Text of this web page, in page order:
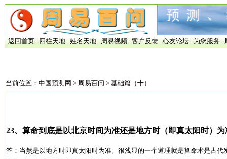
返回首页 四柱天地 姓名天地 周易视频 客户反馈 心友论坛 为您服务
当前位置： 中国预测网 > 周易百问 > 基础篇（十）
23、算命到底是以北京时间为准还是地方时（即真太阳时）为
答：当然是以地方时即真太阳时为准。很浅显的一个道理就是算命术是古